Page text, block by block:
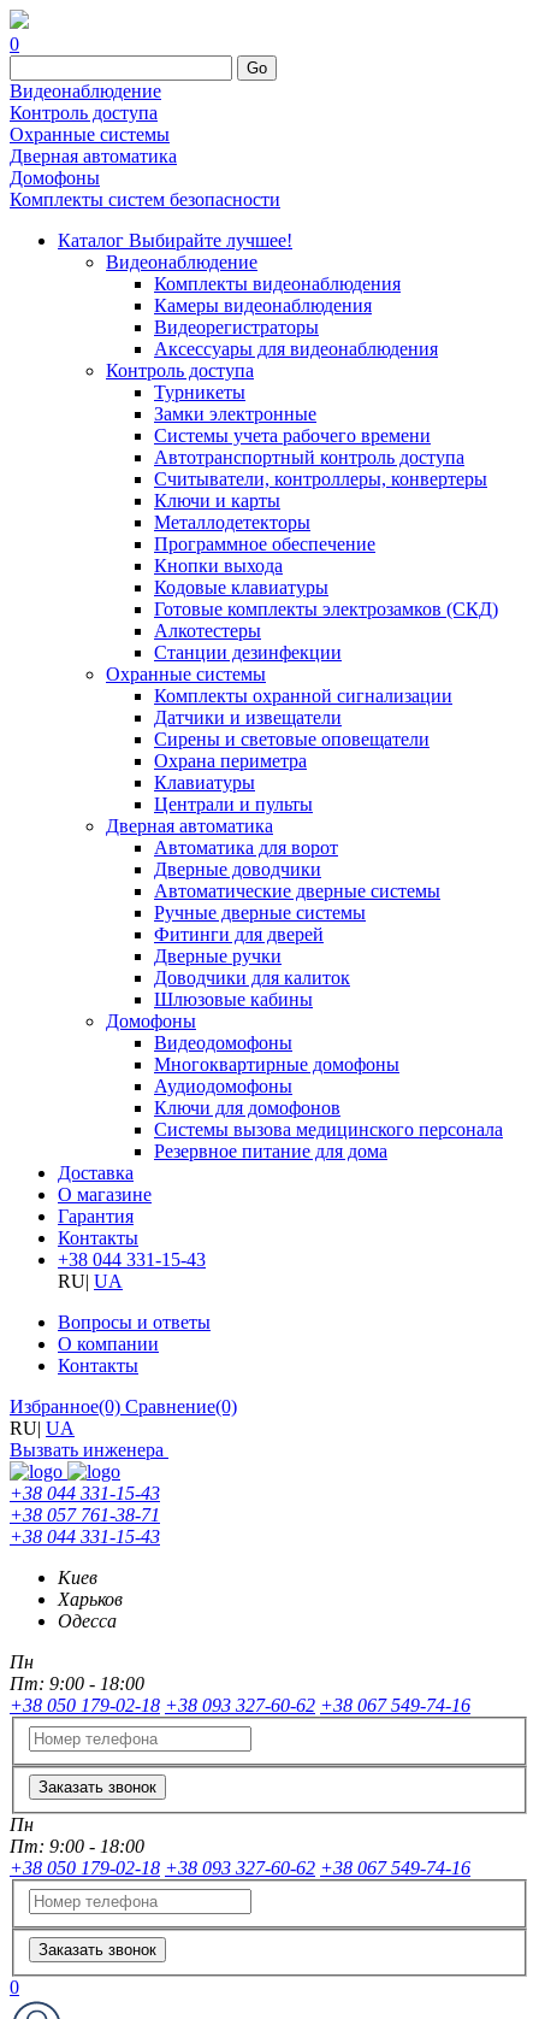
0
Go
Видеонаблюдение
Контроль доступа
Охранные системы
Дверная автоматика
Домофоны
Комплекты систем безопасности
Каталог Выбирайте лучшее!
Видеонаблюдение
Комплекты видеонаблюдения
Камеры видеонаблюдения
Видеорегистраторы
Аксессуары для видеонаблюдения
Контроль доступа
Турникеты
Замки электронные
Системы учета рабочего времени
Автотранспортный контроль доступа
Считыватели, контроллеры, конвертеры
Ключи и карты
Металлодетекторы
Программное обеспечение
Кнопки выхода
Кодовые клавиатуры
Готовые комплекты электрозамков (СКД)
Алкотестеры
Станции дезинфекции
Охранные системы
Комплекты охранной сигнализации
Датчики и извещатели
Сирены и световые оповещатели
Охрана периметра
Клавиатуры
Централи и пульты
Дверная автоматика
Автоматика для ворот
Дверные доводчики
Автоматические дверные системы
Ручные дверные системы
Фитинги для дверей
Дверные ручки
Доводчики для калиток
Шлюзовые кабины
Домофоны
Видеодомофоны
Многоквартирные домофоны
Аудиодомофоны
Ключи для домофонов
Системы вызова медицинского персонала
Резервное питание для дома
Доставка
О магазине
Гарантия
Контакты
+38 044 331-15-43
RU| UA
Вопросы и ответы
О компании
Контакты
Избранное(0) Сравнение(0)
RU| UA
Вызвать инженера
+38 044 331-15-43
+38 057 761-38-71
+38 044 331-15-43
Киев
Харьков
Одесса
Пн
Пт: 9:00 - 18:00
+38 050 179-02-18 +38 093 327-60-62 +38 067 549-74-16
Заказать звонок
Пн
Пт: 9:00 - 18:00
+38 050 179-02-18 +38 093 327-60-62 +38 067 549-74-16
Заказать звонок
0